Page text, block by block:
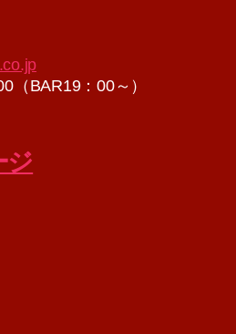
（BAR19：00～）
ジ